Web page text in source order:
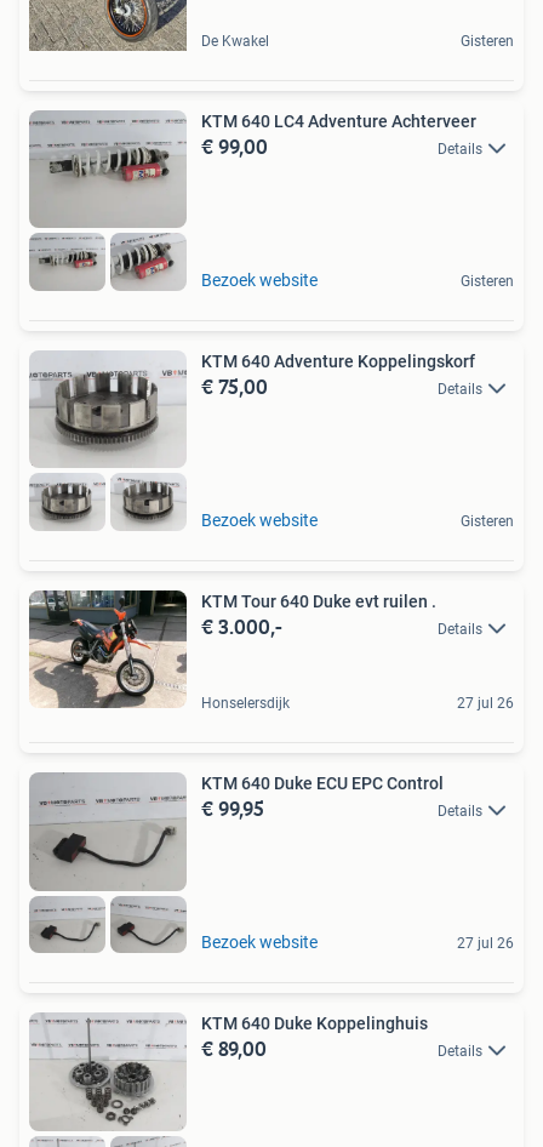
De Kwakel Gisteren
KTM 640 LC4 Adventure Achterveer
€ 99,00 Details
Bezoek website Gisteren
KTM 640 Adventure Koppelingskorf
€ 75,00 Details
Bezoek website Gisteren
KTM Tour 640 Duke evt ruilen .
€ 3.000,- Details
Honselersdijk 27 jul 26
KTM 640 Duke ECU EPC Control
€ 99,95 Details
Bezoek website 27 jul 26
KTM 640 Duke Koppelinghuis
€ 89,00 Details